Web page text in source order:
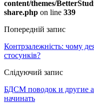
content/themes/
share.php on line 339
Попередній запис
Контрзалежність: чому
стосунків?
Слідуючий запис
БДСМ поводок и другие
начинать